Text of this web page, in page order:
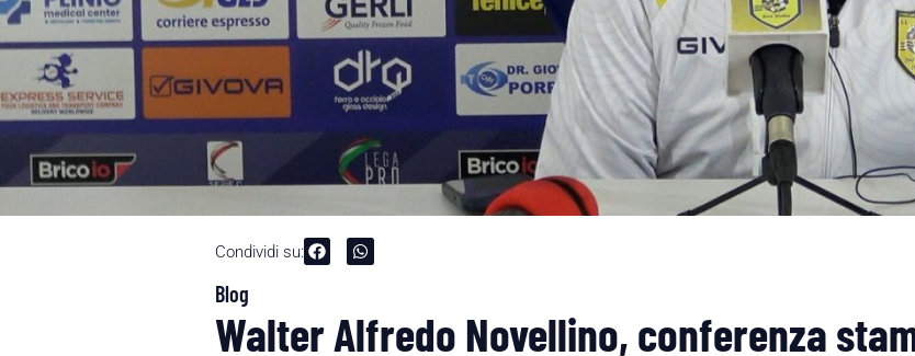
Condividi su:
Blog
Walter Alfredo Novellino, conferenza